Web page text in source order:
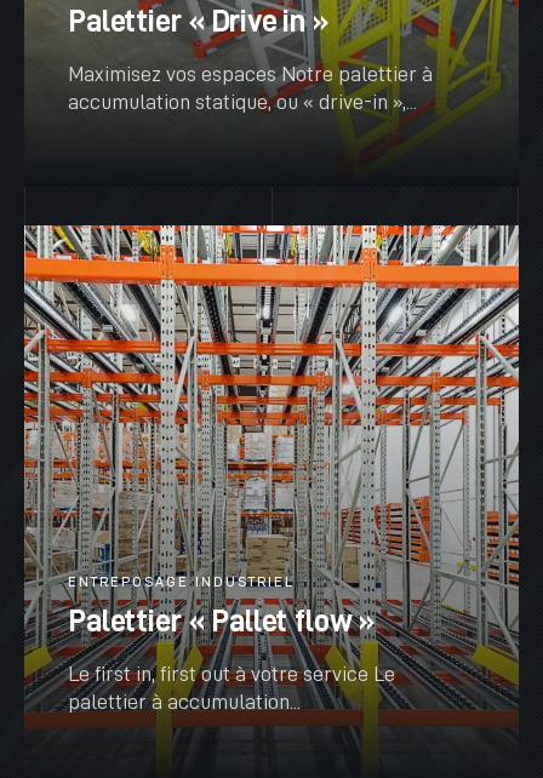
Palettier « Drive in »
Maximisez vos espaces Notre palettier à
accumulation statique, ou « drive-in »,...
VOIR PLUS
ENTREPOSAGE INDUSTRIEL
Palettier « Pallet flow »
Le first in, first out à votre service Le
palettier à accumulation...